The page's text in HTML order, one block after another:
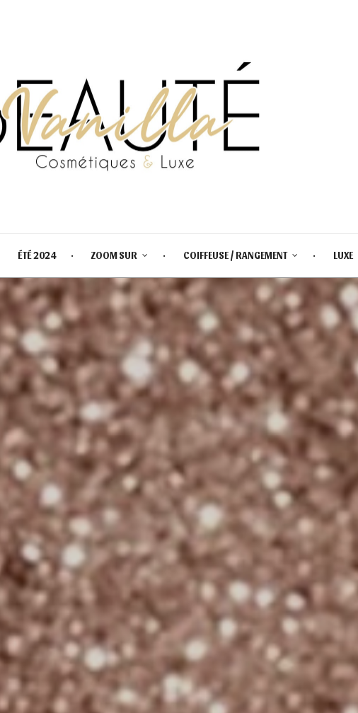
ÉTÉ 2024 ZOOM SUR COIFFEUSE / RANGEMENT LUXE